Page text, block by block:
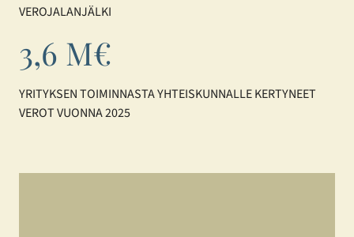
VEROJALANJÄLKI
3,6 M€
YRITYKSEN TOIMINNASTA YHTEISKUNNALLE KERTYNEET
VEROT VUONNA 2025